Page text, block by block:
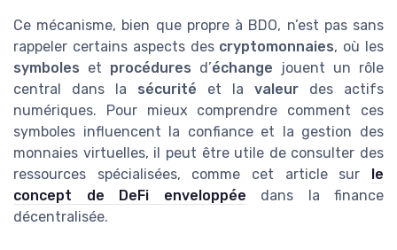
Ce mécanisme, bien que propre à BDO, n’est pas sans
rappeler certains aspects des cryptomonnaies, où les
symboles et procédures d’échange jouent un rôle
central dans la sécurité et la valeur des actifs
numériques. Pour mieux comprendre comment ces
symboles influencent la confiance et la gestion des
monnaies virtuelles, il peut être utile de consulter des
ressources spécialisées, comme cet article sur
le
concept de DeFi enveloppée dans la finance
décentralisée.